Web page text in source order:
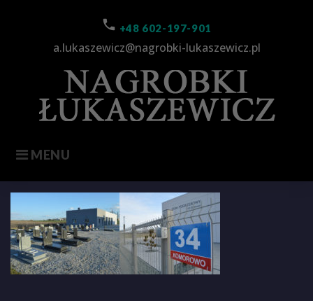
MENU
call +48 602-197-901
a.lukaszewicz@nagrobki-lukaszewicz.pl
slider1